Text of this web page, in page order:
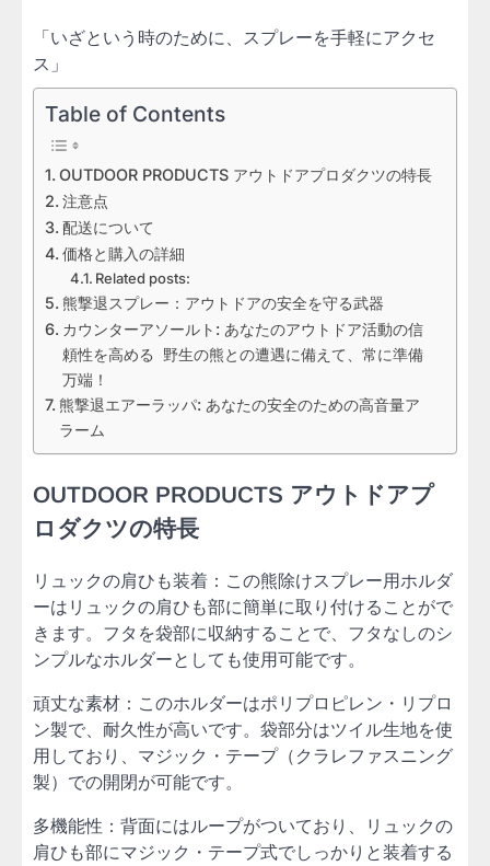
「いざという時のために、スプレーを手軽にアクセ
ス」
Table of Contents
OUTDOOR PRODUCTS アウトドアプロダクツの特長
注意点
配送について
価格と購入の詳細
Related posts:
熊撃退スプレー：アウトドアの安全を守る武器
カウンターアソールト: あなたのアウトドア活動の信
頼性を高める 野生の熊との遭遇に備えて、常に準備
万端！
熊撃退エアーラッパ: あなたの安全のための高音量ア
ラーム
OUTDOOR PRODUCTS アウトドアプ
ロダクツの特長
リュックの肩ひも装着：この熊除けスプレー用ホルダ
ーはリュックの肩ひも部に簡単に取り付けることがで
きます。フタを袋部に収納することで、フタなしのシ
ンプルなホルダーとしても使用可能です。
頑丈な素材：このホルダーはポリプロピレン・リプロ
ン製で、耐久性が高いです。袋部分はツイル生地を使
用しており、マジック・テープ（クラレファスニング
製）での開閉が可能です。
多機能性：背面にはループがついており、リュックの
肩ひも部にマジック・テープ式でしっかりと装着する